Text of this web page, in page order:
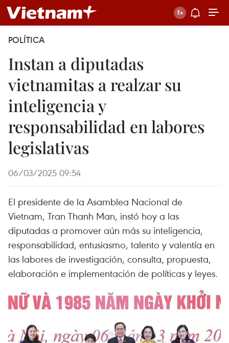
POLÍTICA
Instan a diputadas
vietnamitas a realzar su
inteligencia y
responsabilidad en labores
legislativas
06/03/2025 09:54
El presidente de la Asamblea Nacional de
Vietnam, Tran Thanh Man, instó hoy a las
diputadas a promover aún más su inteligencia,
responsabilidad, entusiasmo, talento y valentía en
las labores de investigación, consulta, propuesta,
elaboración e implementación de políticas y leyes.